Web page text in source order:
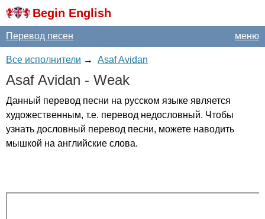
Begin English
меню
Перевод песен
Все исполнители → Asaf Avidan
Asaf Avidan - Weak
Данный перевод песни на русском языке является
художественным, т.е. перевод недословный. Чтобы
узнать дословный перевод песни, можете наводить
мышкой на английские слова.